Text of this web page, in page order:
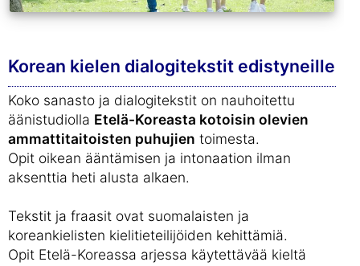
Korean kielen dialogitekstit edistyneille
Koko sanasto ja dialogitekstit on nauhoitettu
äänistudiolla Etelä-Koreasta kotoisin olevien
ammattitaitoisten puhujien toimesta.
Opit oikean ääntämisen ja intonaation ilman
aksenttia heti alusta alkaen.
Tekstit ja fraasit ovat suomalaisten ja
koreankielisten kielitieteilijöiden kehittämiä.
Opit Etelä-Koreassa arjessa käytettävää kieltä